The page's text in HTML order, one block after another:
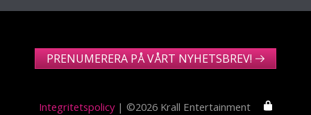
PRENUMERERA PÅ VÅRT NYHETSBREV!
Integritetspolicy| ©2026 Krall Entertainment